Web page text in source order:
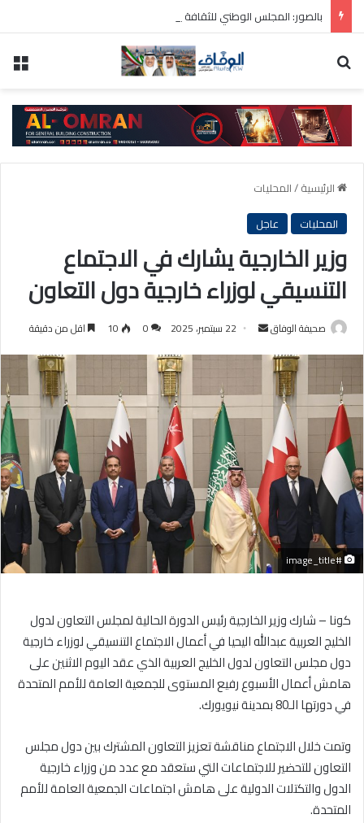
الرئيسية/المحليات
المحليات
عاجل
وزير الخارجية يشارك في الاجتماع
التنسيقي لوزراء خارجية دول التعاون
صحيفة الوفاق
أرسل 22 سبتمبر، 2025 0
10 اقل من دقيقة
#image_title
كونا – شارك وزير الخارجية رئيس الدورة الحالية لمجلس التعاون لدول
الخليج العربية عبدالله اليحيا في أعمال الاجتماع التنسيقي لوزراء خارجية
دول مجلس التعاون لدول الخليج العربية الذي عقد اليوم الاثنين على
هامش أعمال الأسبوع رفيع المستوى للجمعية العامة للأمم المتحدة
في دورتها الـ80 بمدينة نيويورك.
وتمت خلال الاجتماع مناقشة تعزيز التعاون المشترك بين دول مجلس
التعاون للتحضير للاجتماعات التي ستعقد مع عدد من وزراء خارجية
الدول والتكتلات الدولية على هامش اجتماعات الجمعية العامة للأمم
المتحدة.